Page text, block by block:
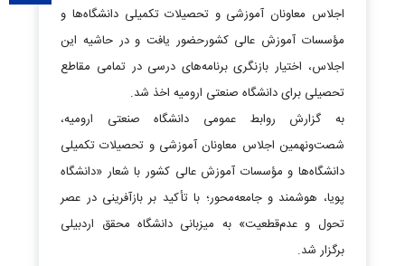
اجلاس معاونان آموزشی و تحصیلات تکمیلی دانشگاه‌ها و
مؤسسات آموزش عالی کشورحضور یافت و در حاشیه این
اجلاس، اختیار بازنگری برنامه‌های درسی در تمامی مقاطع
تحصیلی برای دانشگاه صنعتی ارومیه اخذ شد.
به گزارش روابط عمومی دانشگاه صنعتی ارومیه،
شصت‌ونهمین اجلاس معاونان آموزشی و تحصیلات تکمیلی
دانشگاه‌ها و مؤسسات آموزش عالی کشور با شعار «دانشگاه
پویا، هوشمند و جامعه‌محور؛ با تأکید بر بازآفرینی در عصر
تحول و عدم‌قطعیت» به میزبانی دانشگاه محقق اردبیلی
برگزار شد.